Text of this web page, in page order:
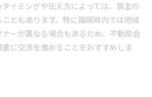
イミングや伝え方によっては、買主の
ともあります。特に福岡県内では地域
ーが異なる場合もあるため、不動産会
に交渉を進めることをおすすめしま